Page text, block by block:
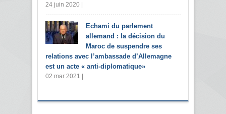
24 juin 2020 |
Echami du parlement
allemand : la décision du
Maroc de suspendre ses
relations avec l’ambassade d’Allemagne
est un acte « anti-diplomatique»
02 mar 2021 |